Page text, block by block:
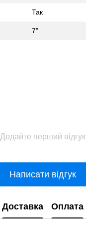
Так
7"
Додайте перший відгук
Написати відгук
Доставка Оплата